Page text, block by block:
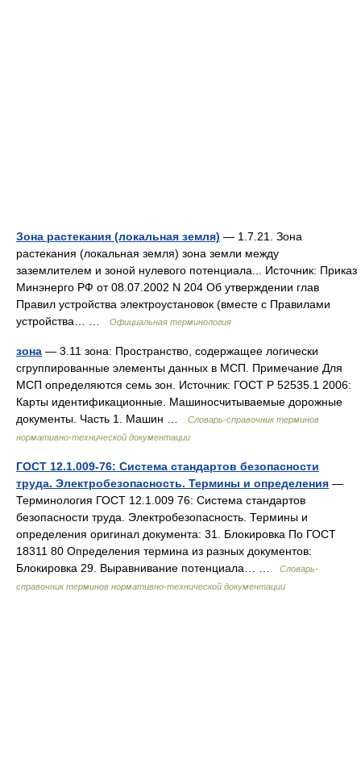
Зона растекания (локальная земля) — 1.7.21. Зона
растекания (локальная земля) зона земли между
заземлителем и зоной нулевого потенциала... Источник: Приказ
Минэнерго РФ от 08.07.2002 N 204 Об утверждении глав
Правил устройства электроустановок (вместе с Правилами
устройства… …
Официальная терминология
зона — 3.11 зона: Пространство, содержащее логически
сгруппированные элементы данных в МСП. Примечание Для
МСП определяются семь зон. Источник: ГОСТ Р 52535.1 2006:
Карты идентификационные. Машиносчитываемые дорожные
документы. Часть 1. Машин …
Словарь-справочник терминов
нормативно-технической документации
ГОСТ 12.1.009-76: Система стандартов безопасности
труда. Электробезопасность. Термины и определения —
Терминология ГОСТ 12.1.009 76: Система стандартов
безопасности труда. Электробезопасность. Термины и
определения оригинал документа: 31. Блокировка По ГОСТ
18311 80 Определения термина из разных документов:
Блокировка 29. Выравнивание потенциала… …
Словарь-
справочник терминов нормативно-технической документации